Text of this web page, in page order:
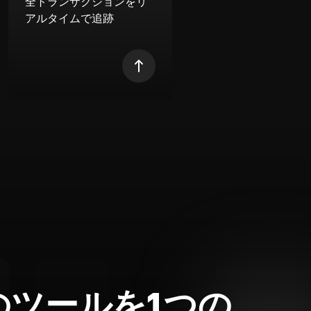
アルタイムで追跡